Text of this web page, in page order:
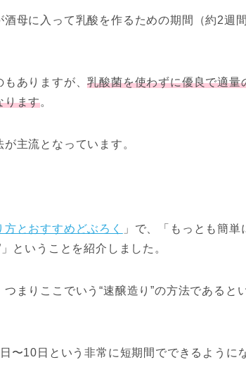
母に入って乳酸を作るための期間（約2週
もありますが、乳酸菌を使わずに優良で適量
ります。
主流となっています。
とおすすめどぶろく
」で、「もっとも簡単
ということを紹介しました。
まりここでいう“速醸造り”の方法であると
〜10日という非常に短期間でできるように